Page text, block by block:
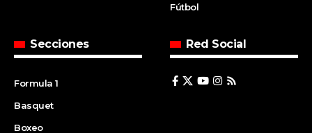
Fútbol
Secciones
Formula 1
Basquet
Boxeo
Red Social